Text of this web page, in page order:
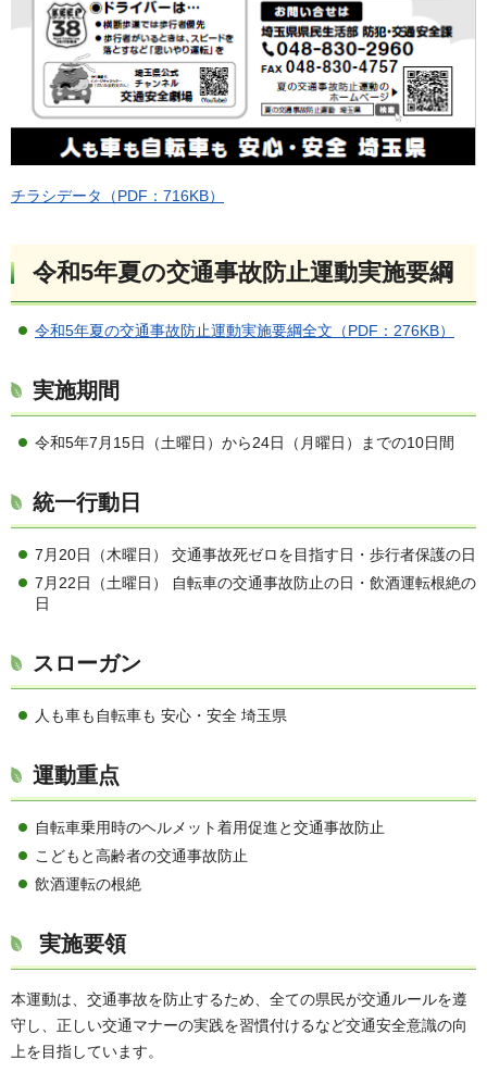
チラシデータ（PDF：716KB）
令和5年夏の交通事故防止運動実施要綱
令和5年夏の交通事故防止運動実施要綱全文（PDF：276KB）
実施期間
令和5年7月15日（土曜日）から24日（月曜日）までの10日間
統一行動日
7月20日（木曜日） 交通事故死ゼロを目指す日・歩行者保護の日
7月22日（土曜日） 自転車の交通事故防止の日・飲酒運転根絶の
日
スローガン
人も車も自転車も 安心・安全 埼玉県
運動重点
自転車乗用時のヘルメット着用促進と交通事故防止
こどもと高齢者の交通事故防止
飲酒運転の根絶
実施要領
本運動は、交通事故を防止するため、全ての県民が交通ルールを遵
守し、正しい交通マナーの実践を習慣付けるなど交通安全意識の向
上を目指しています。